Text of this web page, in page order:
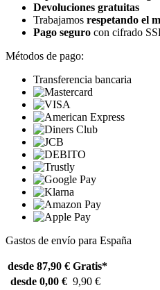
Devoluciones gratuitas
Trabajamos respetando el
Pago seguro con cifrado
Métodos de pago:
Transferencia bancaria
Gastos de envío para España
desde 87,90 € Gratis*
desde 0,00 € 9,90 €